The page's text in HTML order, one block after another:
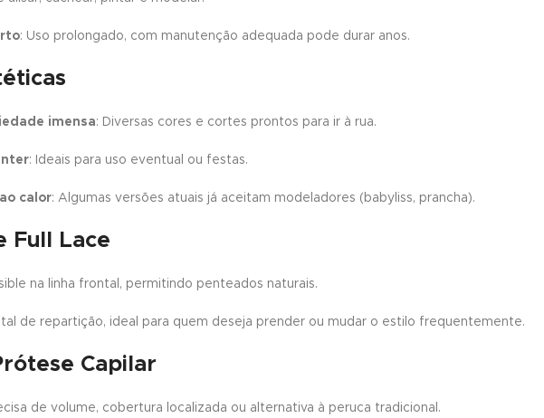
: Uso prolongado, com manutenção adequada pode durar anos.
imensa: Diversas cores e cortes prontos para ir à rua.
: Ideais para uso eventual ou festas.
calor: Algumas versões atuais já aceitam modeladores (babyliss, prancha).
Full Lace
na linha frontal, permitindo penteados naturais.
de repartição, ideal para quem deseja prender ou mudar o estilo frequentemente.
Capilar
de volume, cobertura localizada ou alternativa à peruca tradicional.